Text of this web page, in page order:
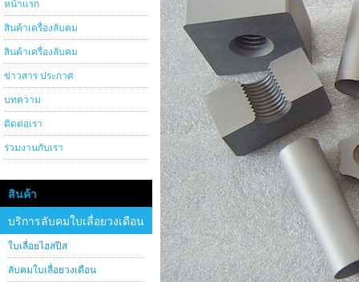
หน้าแรก
สินค้าเครื่องลับคม
สินค้าเครื่องลับคม
ข่าวสาร ประกาศ
บทความ
ติดต่อเรา
ร่วมงานกับเรา
สินค้า
บริการลับคมใบเลื่อยวงเดือน
ใบเลื่อยไฮสปีส
ลับคมใบเลื่อยวงเดือน